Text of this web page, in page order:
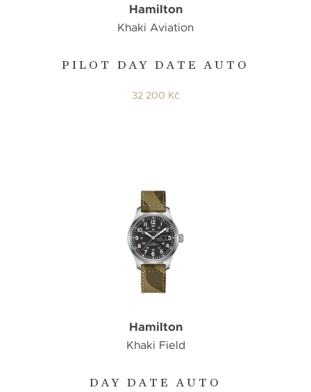
PILOT DAY DATE AUTO
Hamilton
Khaki Aviation
32 200 Kč
DAY DATE AUTO
Hamilton
Khaki Field